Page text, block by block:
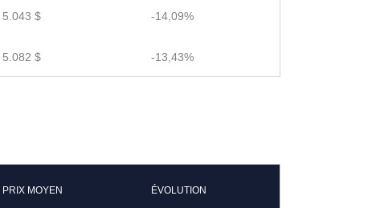
5.043 $ -14,09%
5.082 $ -13,43%
PRIX MOYEN ÉVOLUTION